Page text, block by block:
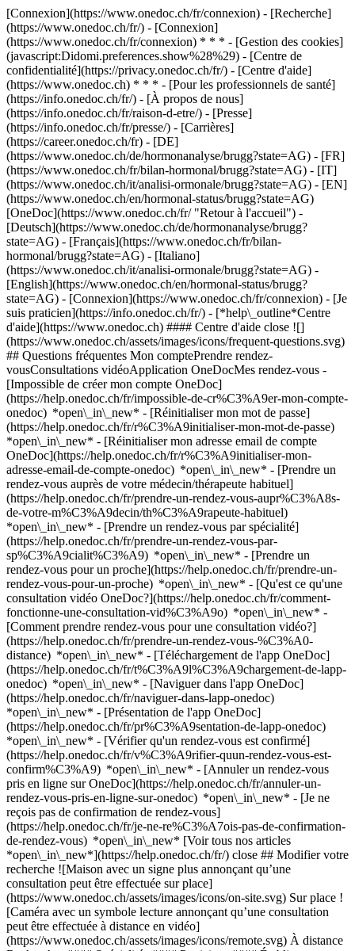
[Connexion](https://www.onedoc.ch/fr/connexion) - [Recherche]
(https://www.onedoc.ch/fr/) - [Connexion]
(https://www.onedoc.ch/fr/connexion) * * * - [Gestion des cookies]
(javascript:Didomi.preferences.show%28%29) - [Centre de
confidentialité](https://privacy.onedoc.ch/fr/) - [Centre d'aide]
(https://www.onedoc.ch) * * * - [Pour les professionnels de santé]
(https://info.onedoc.ch/fr/) - [À propos de nous]
(https://info.onedoc.ch/fr/raison-d-etre/) - [Presse]
(https://info.onedoc.ch/fr/presse/) - [Carrières]
(https://career.onedoc.ch/fr) - [DE]
(https://www.onedoc.ch/de/hormonanalyse/brugg?state=AG) - [FR]
(https://www.onedoc.ch/fr/bilan-hormonal/brugg?state=AG) - [IT]
(https://www.onedoc.ch/it/analisi-ormonale/brugg?state=AG) - [EN]
(https://www.onedoc.ch/en/hormonal-status/brugg?state=AG)
[OneDoc](https://www.onedoc.ch/fr/ "Retour à l'accueil") -
[Deutsch](https://www.onedoc.ch/de/hormonanalyse/brugg?
state=AG) - [Français](https://www.onedoc.ch/fr/bilan-
hormonal/brugg?state=AG) - [Italiano]
(https://www.onedoc.ch/it/analisi-ormonale/brugg?state=AG) -
[English](https://www.onedoc.ch/en/hormonal-status/brugg?
state=AG) - [Connexion](https://www.onedoc.ch/fr/connexion) - [Je
suis praticien](https://info.onedoc.ch/fr/) - [*help\_outline*Centre
d'aide](https://www.onedoc.ch) #### Centre d'aide close ![]
(https://www.onedoc.ch/assets/images/icons/frequent-questions.svg)
## Questions fréquentes Mon comptePrendre rendez-
vousConsultations vidéoApplication OneDocMes rendez-vous -
[Impossible de créer mon compte OneDoc]
(https://help.onedoc.ch/fr/impossible-de-cr%C3%A9er-mon-compte-
onedoc) *open\_in\_new* - [Réinitialiser mon mot de passe]
(https://help.onedoc.ch/fr/r%C3%A9initialiser-mon-mot-de-passe)
*open\_in\_new* - [Réinitialiser mon adresse email de compte
OneDoc](https://help.onedoc.ch/fr/r%C3%A9initialiser-mon-
adresse-email-de-compte-onedoc) *open\_in\_new* - [Prendre un
rendez-vous auprès de votre médecin/thérapeute habituel]
(https://help.onedoc.ch/fr/prendre-un-rendez-vous-aupr%C3%A8s-
de-votre-m%C3%A9decin/th%C3%A9rapeute-habituel)
*open\_in\_new* - [Prendre un rendez-vous par spécialité]
(https://help.onedoc.ch/fr/prendre-un-rendez-vous-par-
sp%C3%A9cialit%C3%A9) *open\_in\_new* - [Prendre un
rendez-vous pour un proche](https://help.onedoc.ch/fr/prendre-un-
rendez-vous-pour-un-proche) *open\_in\_new* - [Qu'est ce qu'une
consultation vidéo OneDoc?](https://help.onedoc.ch/fr/comment-
fonctionne-une-consultation-vid%C3%A9o) *open\_in\_new* -
[Comment prendre rendez-vous pour une consultation vidéo?]
(https://help.onedoc.ch/fr/prendre-un-rendez-vous-%C3%A0-
distance) *open\_in\_new* - [Téléchargement de l'app OneDoc]
(https://help.onedoc.ch/fr/t%C3%A9l%C3%A9chargement-de-lapp-
onedoc) *open\_in\_new* - [Naviguer dans l'app OneDoc]
(https://help.onedoc.ch/fr/naviguer-dans-lapp-onedoc)
*open\_in\_new* - [Présentation de l'app OneDoc]
(https://help.onedoc.ch/fr/pr%C3%A9sentation-de-lapp-onedoc)
*open\_in\_new* - [Vérifier qu'un rendez-vous est confirmé](https://help.onedoc.ch/fr/v%C3%A9rifier-quun-rendez-vous-est-confirm%C3%A9) *open\_in\_new* - [Annuler un rendez-vous pris en ligne sur OneDoc](https://help.onedoc.ch/fr/annuler-un-rendez-vous-pris-en-ligne-sur-onedoc) *open\_in\_new* - [Je ne reçois pas de confirmation de rendez-vous](https://help.onedoc.ch/fr/je-ne-re%C3%A7ois-pas-de-confirmation-de-rendez-vous) *open\_in\_new* [Voir tous nos articles *open\_in\_new*](https://help.onedoc.ch/fr/) close ## Modifier votre recherche ![Maison avec un signe plus annonçant qu’une consultation peut être effectuée sur place](https://www.onedoc.ch/assets/images/icons/on-site.svg) Sur place ![Caméra avec un symbole lecture annonçant qu’une consultation peut être effectuée à distance en vidéo](https://www.onedoc.ch/assets/images/icons/remote.svg) À distance Rechercher #### Spécialités #### Praticiens #### Établissements edit Bilan hormonal à Brugg AG tune Filtrer par Nouveaux patients*keyboard\_arrow\_down* - Acceptés*check\_circle* Langue parlée*keyboard\_arrow\_down* - Allemand*check\_circle* - Anglais*check\_circle* - Croate*check\_circle* - Français*check\_circle* - Grec*check\_circle* - Italien*check\_circle* - Roumain*check\_circle* - Slovène*check\_circle* - Turc*check\_circle* Sexe*keyboard\_arrow\_down* - Femme*check\_circle* - Homme*check\_circle* Disponibilité*keyboard\_arrow\_down* - Disponible aujourdhui*check\_circle* - Dans les 3 prochains jours*check\_circle* - Dans les 7 prochains jours*check\_circle* - Dans les 14 prochains jours*check\_circle* # __Bilan hormonal__ à __Brugg AG__: prenez rendez-vous en ligne aujourd'hui ## 3 résultats à Brugg AG [![Dr. med. Dilek Gugelmann, gynécologue obstétricienne à Brugg](https://assets.onedoc.ch/images/users/13aa1f3ad79d4e547e0582bd9d0b8faeb73e42a0f54bf3120bef48a287371f5b-small.jpg "Dr. med. Dilek Gugelmann, gynécologue obstétricienne à Brugg")](https://www.onedoc.ch/fr/gynecologue-obstetricienne/brugg/py53/dr-med-dilek-gugelmann) ### [Dr. med. Dilek Gugelmann](https://www.onedoc.ch/fr/gynecologue-obstetricienne/brugg/py53/dr-med-dilek-gugelmann) ![Badge indiquant un profil vérifié](https://www.onedoc.ch/assets/images/icons/checkmark.svg) [Gynécologue obstétricienne](https://www.onedoc.ch/fr/gynecologue-obstetricien/brugg?state=AG) [Praxis Stapferstrasse](https://www.onedoc.ch/fr/cabinet-medical/brugg/eqvl/praxis-stapferstrasse) Stapferstrasse 32 5200 Brugg AG ![Icône caméra avec un symbole lecture annonçant que le professionnel de santé propose des consultations vidéo](https://www.onedoc.ch/assets/images/icons/video-consultations.svg)Consultations vidéo disponibles ![Icône patient avec un signe plus annonçant que le professionnel accepte de nouveaux patients](https://www.onedoc.ch/assets/images/icons/new-patients.svg)Accepte les nouveaux patients [Réserver un RDV](https://www.onedoc.ch/fr/gynecologue-obstetricienne/brugg/py53/dr-med-dilek-gugelmann) Expertises: Bilan hormonal, [Check-up | bilan de santé](https://www.onedoc.ch/fr/check-up-bilan-de-sante/brugg?state=AG), [Ménopause](https://www.onedoc.ch/fr/menopause/brugg?state=AG)Voir plus *chevron\_left* lun. 03 août *chevron\_right* Voir plus de rendez-vous *error\_outline* Une erreur s'est produite lors du chargement des disponibilités [Réessayer](https://www.onedoc.ch) Expertises: Bilan hormonal, [Check-up | bilan de santé](https://www.onedoc.ch/fr/check-up-bilan-de-sante/brugg?state=AG), [Ménopause](https://www.onedoc.ch/fr/menopause/brugg?state=AG)Voir plus [![Dr. med. Rebecca Königsdorfer, gynécologue obstétricienne à Brugg](https://assets.onedoc.ch/images/users/dc9ea1ad397c19cea0633f01edc8337800352bc0f0e70a24e404ad6778561e71-small.jpg "Dr. med. Rebecca Königsdorfer, gynécologue obstétricienne à Brugg")](https://www.onedoc.ch/fr/gynecologue-obstetricienne/brugg/py8u/dr-med-rebecca-konigsdorfer) ### [Dr. med. Rebecca Königsdorfer](https://www.onedoc.ch/fr/gynecologue-obstetricienne/brugg/py8u/dr-med-rebecca-konigsdorfer) ![Badge indiquant un profil vérifié](https://www.onedoc.ch/assets/images/icons/checkmark.svg) [Gynécologue obstétricienne](https://www.onedoc.ch/fr/gynecologue-obstetricien/brugg?state=AG) [Praxis Stapferstrasse](https://www.onedoc.ch/fr/cabinet-medical/brugg/eqvl/praxis-stapferstrasse) Stapferstrasse 32 5200 Brugg AG ![Icône patient avec un signe plus annonçant que le professionnel accepte de nouveaux patients](https://www.onedoc.ch/assets/images/icons/new-patients.svg)Accepte les nouveaux patients [Réserver un RDV](https://www.onedoc.ch/fr/gynecologue-obstetricienne/brugg/py8u/dr-med-rebecca-konigsdorfer) Expertises: Bilan hormonal, [Check-up | bilan de santé](https://www.onedoc.ch/fr/check-up-bilan-de-sante/brugg?state=AG), [Ménopause](https://www.onedoc.ch/fr/menopause/brugg?state=AG)Voir plus *chevron\_left* lun. 03 août *chevron\_right* Voir plus de rendez-vous *error\_outline* Une erreur s'est produite lors du chargement des disponibilités [Réessayer](https://www.onedoc.ch) Expertises: Bilan hormonal, [Check-up | bilan de santé](https://www.onedoc.ch/fr/check-up-bilan-de-sante/brugg?state=AG), [Ménopause](https://www.onedoc.ch/fr/menopause/brugg?state=AG)Voir plus [![Dr. med. Simone Kobler, gynécologue obstétricienne à Brugg](https://assets.onedoc.ch/images/users/ceabe5746e8432b0a81b476b6bf58fbc04b56786bd1586f18da10ac0a55912c8-small.jpg "Dr. med. Simone Kobler, gynécologue obstétricienne à Brugg")](https://www.onedoc.ch/fr/gynecologue-obstetricienne/brugg/py8p/dr-med-simone-kobler) ### [Dr. med. Simone Kobler](https://www.onedoc.ch/fr/gynecologue-obstetricienne/brugg/py8p/dr-med-simone-kobler) ![Badge indiquant un profil vérifié](https://www.onedoc.ch/assets/images/icons/checkmark.svg) [Gynécologue obstétricienne](https://www.onedoc.ch/fr/gynecologue-obstetricien/brugg?state=AG) [Praxis Stapferstrasse](https://www.onedoc.ch/fr/cabinet-medical/brugg/eqvl/praxis-stapferstrasse) Stapferstrasse 32 5200 Brugg AG ![Icône patient avec un signe plus annonçant que le professionnel accepte de nouveaux patients](https://www.onedoc.ch/assets/images/icons/new-patients.svg)Accepte les nouveaux patients [Réserver un RDV](https://www.onedoc.ch/fr/gynecologue-obstetricienne/brugg/py8p/dr-med-simone-kobler) Expertises: Bilan hormonal, [Ménopause](https://www.onedoc.ch/fr/menopause/brugg?state=AG), [Suivi de grossesse](https://www.onedoc.ch/fr/suivi-de-grossesse/brugg?state=AG), [Échographie prénatale](https://www.onedoc.ch/fr/echographie-prenatale/brugg?state=AG), [Dépistage du HPV | Frottis](https://www.onedoc.ch/fr/depistage-du-hpv-frottis/brugg?state=AG), [Check-up | bilan de santé](https://www.onedoc.ch/fr/check-up-bilan-de-sante/brugg?state=AG), [Planning familial](https://www.onedoc.ch/fr/planning-familial/brugg?state=AG), [Stérilet](https://www.onedoc.ch/fr/sterilet/brugg?state=AG), [Contraception](https://www.onedoc.ch/fr/contraception/brugg?state=AG), [Infertilité](https://www.onedoc.ch/fr/infertilite/brugg?state=AG), [Endométriose](https://www.onedoc.ch/fr/endometriose/brugg?state=AG), [Colposcopie](https://www.onedoc.ch/fr/colposcopie/brugg?state=AG), [Dépistage cancer du sein](https://www.onedoc.ch/fr/depistage-cancer-du-sein/brugg?state=AG), [Cancer du sein](https://www.onedoc.ch/fr/cancer-du-sein/brugg?state=AG), [Cancer de l'ovaire](https://www.onedoc.ch/fr/cancer-de-l-ovaire/brugg?state=AG)Voir plus *chevron\_left* lun. 03 août *chevron\_right* Voir plus de rendez-vous *error\_outline* Une erreur s'est produite lors du chargement des disponibilités [Réessayer](https://www.onedoc.ch) Expertises: Bilan hormonal, [Ménopause](https://www.onedoc.ch/fr/menopause/brugg?state=AG), [Suivi de grossesse](https://www.onedoc.ch/fr/suivi-de-grossesse/brugg?state=AG), [Échographie prénatale](https://www.onedoc.ch/fr/echographie-prenatale/brugg?state=AG), [Dépistage du HPV | Frottis](https://www.onedoc.ch/fr/depistage-du-hpv-frottis/brugg?state=AG), [Check-up | bilan de santé](https://www.onedoc.ch/fr/check-up-bilan-de-sante/brugg?state=AG), [Planning familial](https://www.onedoc.ch/fr/planning-familial/brugg?state=AG), [Stérilet](https://www.onedoc.ch/fr/sterilet/brugg?state=AG), [Contraception](https://www.onedoc.ch/fr/contraception/brugg?state=AG), [Infertilité](https://www.onedoc.ch/fr/infertilite/brugg?state=AG), [Endométriose](https://www.onedoc.ch/fr/endometriose/brugg?state=AG), [Colposcopie](https://www.onedoc.ch/fr/colposcopie/brugg?state=AG), [Dépistage cancer du sein](https://www.onedoc.ch/fr/depistage-cancer-du-sein/brugg?state=AG), [Cancer du sein](https://www.onedoc.ch/fr/cancer-du-sein/brugg?state=AG), [Cancer de l'ovaire](https://www.onedoc.ch/fr/cancer-de-l-ovaire/brugg?state=AG)Voir plus ## __Bilan hormonal__: d'autres spécialistes sont réservables en ligne dans les environs de __Brugg AG__ [![Dr. med. Duygu Akbas, gynécologue obstétricienne à Kleindöttingen](https://assets.onedoc.ch/images/users/de82602f64707fbb6359f8a46ca5c5e044b09da1169c6d5635e20439755fa005-small.jpg "Dr. med. Duygu Akbas, gynécologue obstétricienne à Kleindöttingen")](https://www.onedoc.ch/fr/gynecologue-obstetricienne/kleindottingen/pc4lr/dr-med-duygu-akbas) ### [Dr. med. Duygu Akbas](https://www.onedoc.ch/fr/gynecologue-obstetricienne/kleindottingen/pc4lr/dr-med-duygu-akbas) ![Badge indiquant un profil vérifié](https://www.onedoc.ch/assets/images/icons/checkmark.svg) [Gynécologue obstétricienne](https://www.onedoc.ch/fr/gynecologue-obstetricien/kleindottingen) [Frauenarztpraxis Dr. Julia Schmid AG](https://www.onedoc.ch/fr/cabinet-de-groupe/kleindottingen/ebamp/frauenarztpraxis-dr-julia-schmid-ag) Hauptstrasse 14 5314 Kleindöttingen ![Icône patient avec un signe plus annonçant que le professionnel accepte de nouveaux patients](https://www.onedoc.ch/assets/images/icons/new-patients.svg)Accepte les nouveaux patients [Réserver un RDV](https://www.onedoc.ch/fr/gynecologue-obstetricienne/kleindottingen/pc4lr/dr-med-duygu-